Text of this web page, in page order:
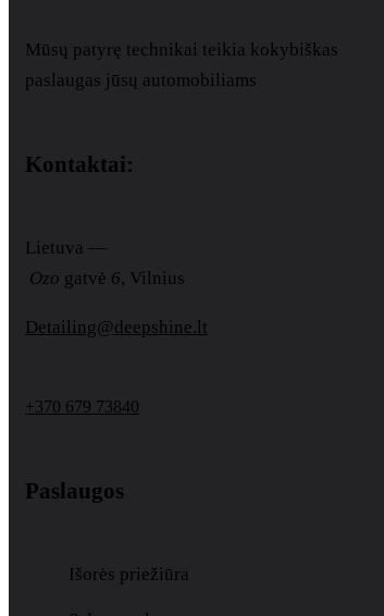
Mūsų patyrę technikai teikia kokybiškas
paslaugas jūsų automobiliams
Kontaktai:
Lietuva —
Ozo gatvė 6, Vilnius
Detailing@deepshine.lt
+370 679 73840
Paslaugos
Išorės priežiūra